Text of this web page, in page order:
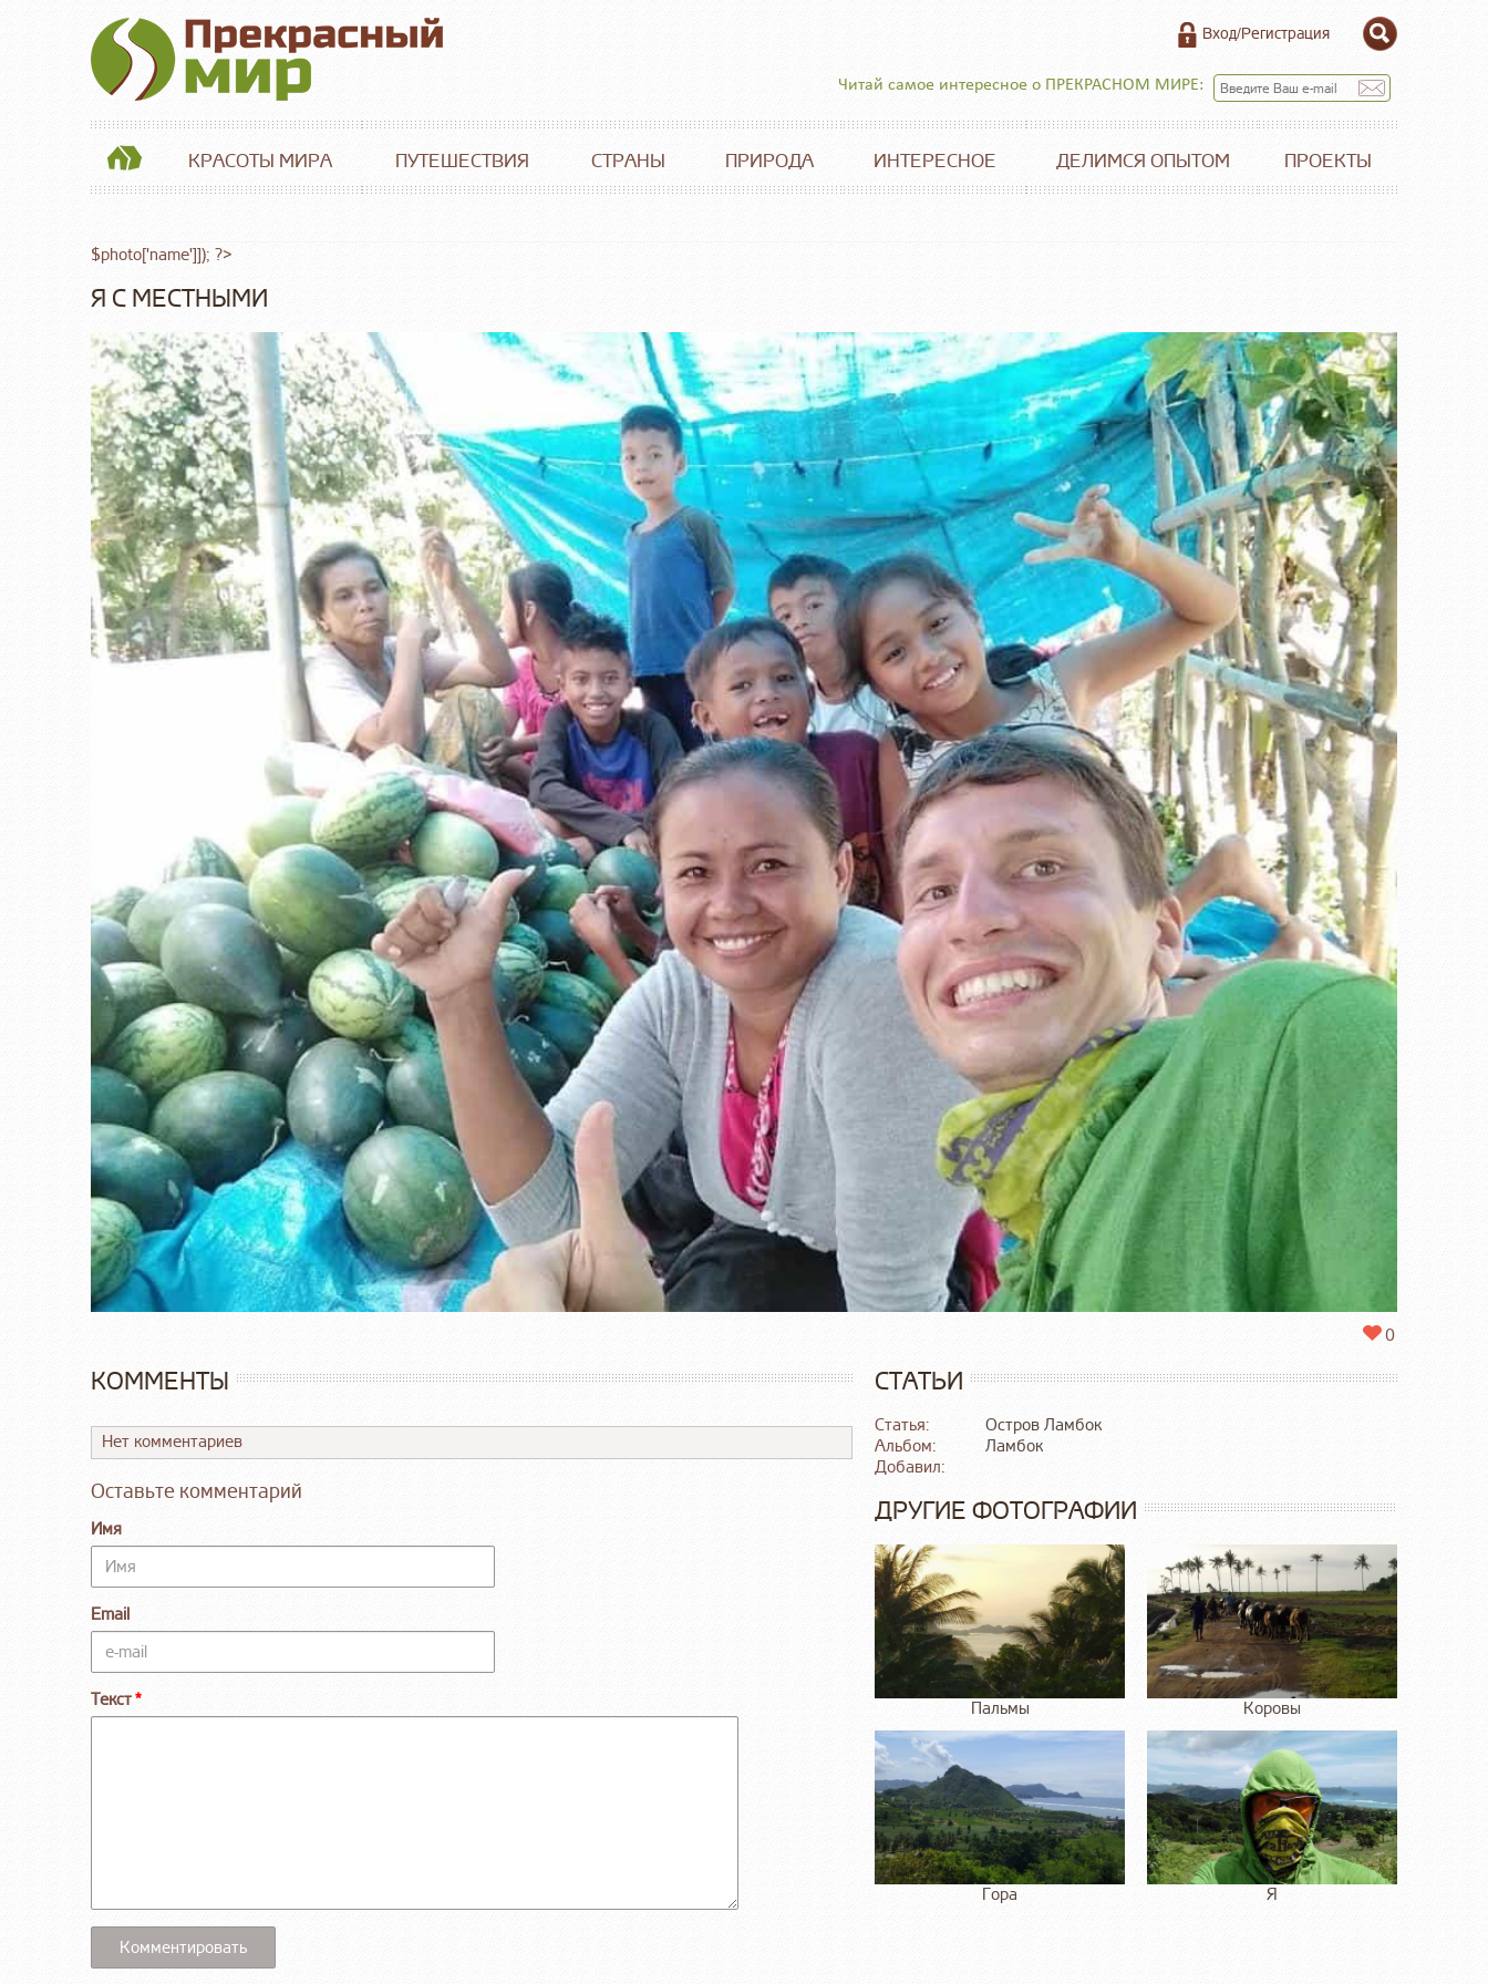
Вход/Регистрация
Читай самое интересное о ПРЕКРАСНОМ МИРЕ:
КРАСОТЫ МИРА ПУТЕШЕСТВИЯ СТРАНЫ ПРИРОДА ИНТЕРЕСНОЕ ДЕЛИМСЯ ОПЫТОМ ПРОЕКТЫ
$photo['name']]); ?>
Я С МЕСТНЫМИ
0
КОММЕНТЫ
Нет комментариев
Оставьте комментарий
Имя
Email
Текст
СТАТЬИ
Статья:
Остров Ламбок
Альбом:
Ламбок
Добавил:
ДРУГИЕ ФОТОГРАФИИ
Пальмы Коровы
Гора Я